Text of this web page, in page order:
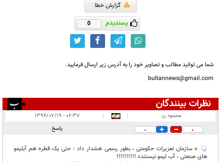
گزارش خطا
پسندیدم 0
شما می توانید مطالب و تصاویر خود را به آدرس زیر ارسال فرمایید.
bultannews@gmail.com
نظرات بینندگان
در انتظار بررسی:
محمود ن |
|
۰۶:۳۷ - ۱۳۹۴/۰۷/۱۹
0
0 پاسخ
« سازمان تعزیرات حکومتی ، بطور رسمی هشدار داد : حتی یک قطره هم آبلیمو
های صنعتی ، آب لیمو نیستند» !!!!!!!!!!